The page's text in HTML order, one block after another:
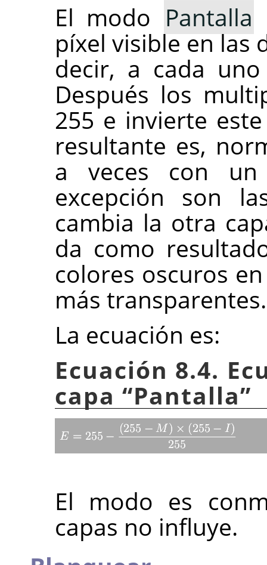
El modo Pantalla
píxel visible en las
decir, a cada
Después los
255 e invierte
resultante es,
a veces con
excepción son
cambia la otra
da como
colores oscuros
más transparentes.
La ecuación es:
Ecuación 8.4.
capa “Pantalla”
El modo es
capas no influye.